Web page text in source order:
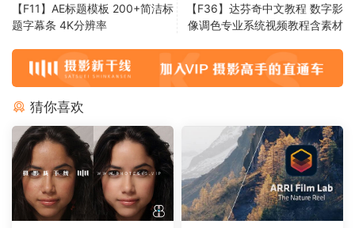
【F11】AE标题模板 200+简洁标
题字幕条 4K分辨率
【F36】达芬奇中文教程 数字影
像调色专业系统视频教程含素材
猜你喜欢